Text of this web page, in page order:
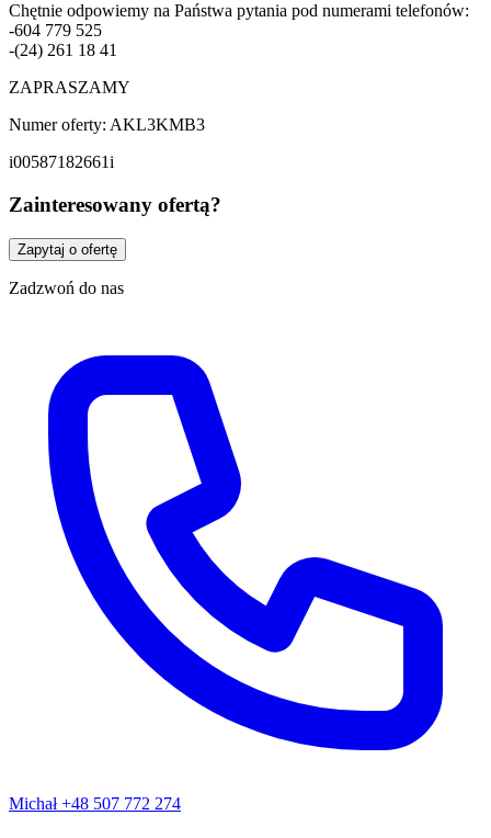
Chętnie odpowiemy na Państwa pytania pod numerami telefonów:
-604 779 525
-(24) 261 18 41
ZAPRASZAMY
Numer oferty: AKL3KMB3
i00587182661i
Zainteresowany ofertą?
Zapytaj o ofertę
Zadzwoń do nas
Michał +48 507 772 274